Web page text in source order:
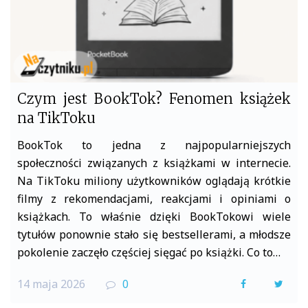
Czym jest BookTok? Fenomen książek
na TikToku
BookTok to jedna z najpopularniejszych
społeczności związanych z książkami w internecie.
Na TikToku miliony użytkowników oglądają krótkie
filmy z rekomendacjami, reakcjami i opiniami o
książkach. To właśnie dzięki BookTokowi wiele
tytułów ponownie stało się bestsellerami, a młodsze
pokolenie zaczęło częściej sięgać po książki. Co to…
14 maja 2026 0
F